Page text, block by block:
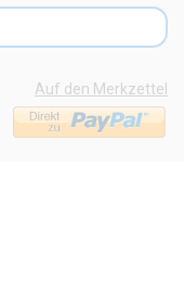
Auf den Merkzettel